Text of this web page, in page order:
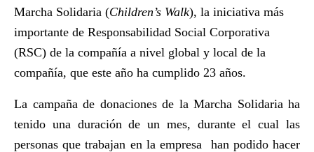
Marcha Solidaria (Children’s Walk), la iniciativa más
importante de Responsabilidad Social Corporativa
(RSC) de la compañía a nivel global y local de la
compañía, que este año ha cumplido 23 años.
La campaña de donaciones de la Marcha Solidaria ha
tenido una duración de un mes, durante el cual las
personas que trabajan en la empresa han podido hacer